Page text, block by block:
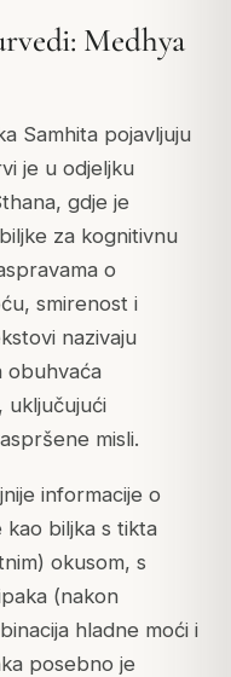
Medhya
Samhita pojavljuju
je u odjeljku
gdje je
za kognitivnu
o
smirenost i
nazivaju
obuhvaća
uključujući
misli.
informacije o
kao biljka s tikta
okusom, s
(nakon
hladne moći i
posebno je